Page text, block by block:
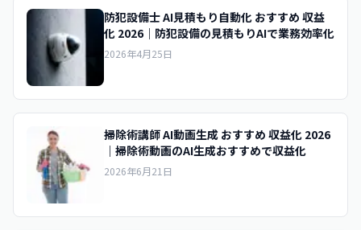
防犯設備士 AI見積もり自動化 おすすめ 収益
化 2026｜防犯設備の見積もりAIで業務効率化
2026年4月25日
掃除術講師 AI動画生成 おすすめ 収益化 2026
｜掃除術動画のAI生成おすすめで収益化
2026年6月21日